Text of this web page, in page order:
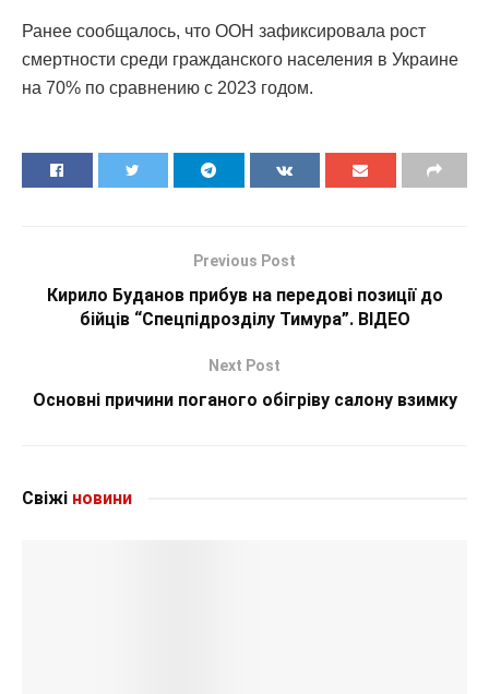
Ранее сообщалось, что ООН зафиксировала рост
смертности среди гражданского населения в Украине
на 70% по сравнению с 2023 годом.
Previous Post
Кирило Буданов прибув на передові позиції до
бійців “Спецпідрозділу Тимура”. ВІДЕО
Next Post
Основні причини поганого обігріву салону взимку
Свіжі новини